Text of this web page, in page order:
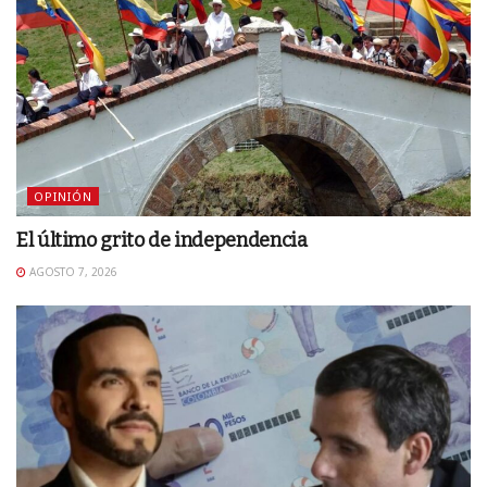
OPINIÓN
El último grito de independencia
AGOSTO 7, 2026